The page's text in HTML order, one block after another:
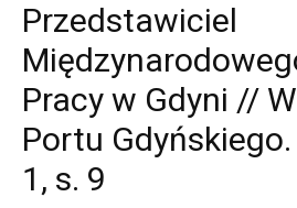
Przedstawiciel
Pracy w Gdyni //
Portu
1, s. 9